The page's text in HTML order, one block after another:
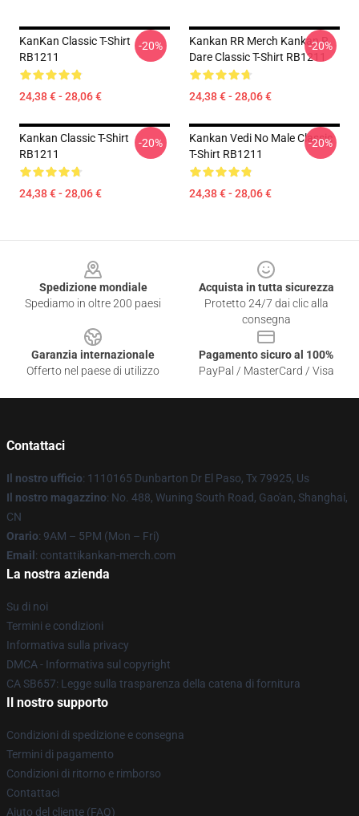
KanKan Classic T-Shirt
RB1211
24,38 € - 28,06 €
-20%
Kankan RR Merch Kankan R
Dare Classic T-Shirt RB1211
24,38 € - 28,06 €
-20%
Kankan Classic T-Shirt
RB1211
24,38 € - 28,06 €
-20%
Kankan Vedi No Male Classic
T-Shirt RB1211
24,38 € - 28,06 €
-20%
Spedizione mondiale
Spediamo in oltre 200 paesi
Acquista in tutta sicurezza
Protetto 24/7 dai clic alla
consegna
Garanzia internazionale
Offerto nel paese di utilizzo
Pagamento sicuro al 100%
PayPal / MasterCard / Visa
Contattaci
Il nostro ufficio: 1110165 Dunbarton Dr El Paso, Tx 79925, Us
Il nostro magazzino: No. 488, Wuning South Road, Gao'an, Shanghai,
CN
Orario: 9AM – 5PM (Mon – Fri)
Email : contattikankan-merch.com
La nostra azienda
Su di noi
Termini e condizioni
Informativa sulla privacy
DMCA - Informativa sul copyright
CA SB657: Legge sulla trasparenza della catena di fornitura
Il nostro supporto
Condizioni di spedizione e consegna
Termini di pagamento
Condizioni di ritorno e rimborso
Contattaci
Aiuto del cliente (FAQ)